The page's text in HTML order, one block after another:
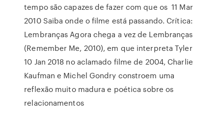
tempo são capazes de fazer com que os 11 Mar
2010 Saiba onde o filme está passando. Crítica:
Lembranças Agora chega a vez de Lembranças
(Remember Me, 2010), em que interpreta Tyler
10 Jan 2018 no aclamado filme de 2004, Charlie
Kaufman e Michel Gondry constroem uma
reflexão muito madura e poética sobre os
relacionamentos